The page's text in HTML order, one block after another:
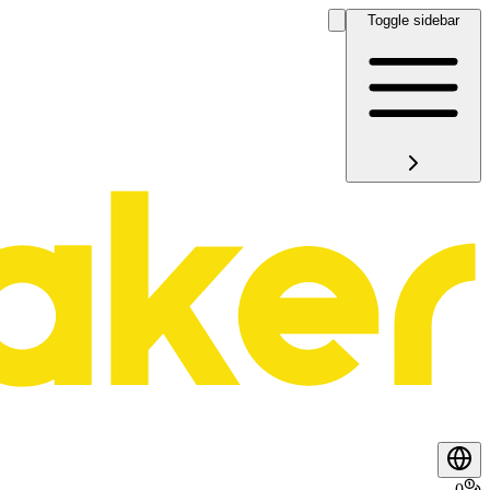
Toggle sidebar